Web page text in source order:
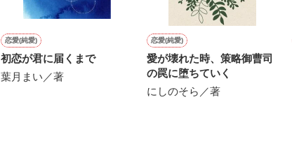
Ｐ.１９～２６
作品を読む
恋愛(純愛)
初恋が君に届くまで
葉月まい／著
恋愛(純愛)
愛が壊れた時、策略御曹司
の罠に堕ちていく
にしのそら／著